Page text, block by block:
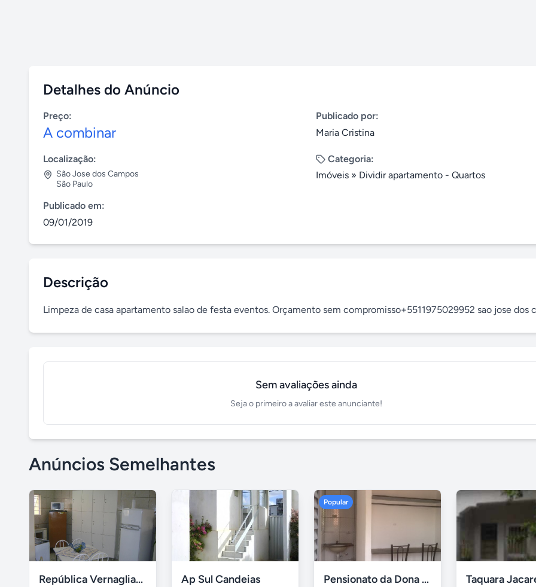
Detalhes do Anúncio
Preço:
A combinar
Publicado por:
Maria Cristina
Localização:
São Jose dos Campos
São Paulo
Categoria:
Imóveis » Dividir apartamento - Quartos
Publicado em:
09/01/2019
Descrição
Limpeza de casa apartamento salao de festa eventos. Orçamento sem compromisso+5511975029952 sao jose dos
Sem avaliações ainda
Seja o primeiro a avaliar este anunciante!
Anúncios Semelhantes
República Vernaglia-Estudantes e ou Trabalhadores Ap Sul Candeias
Popular
Pensionato da Dona Maria - Uberlândia/MG